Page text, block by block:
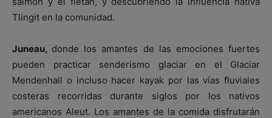
Tlingit en la comunidad.
Juneau, donde los amantes de las emociones fuertes
pueden practicar senderismo glaciar en el Glaciar
Mendenhall o incluso hacer kayak por las vías fluviales
costeras recorridas durante siglos por los nativos
americanos Aleut. Los amantes de la comida disfrutarán